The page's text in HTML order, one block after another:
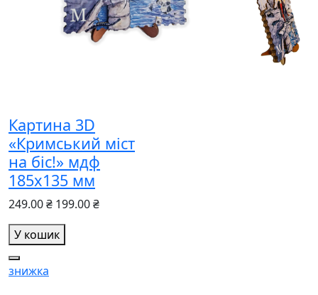
Картина 3D
«Кримський міст
на біс!» мдф
185х135 мм
249.00 ₴ 199.00 ₴
У кошик
знижка